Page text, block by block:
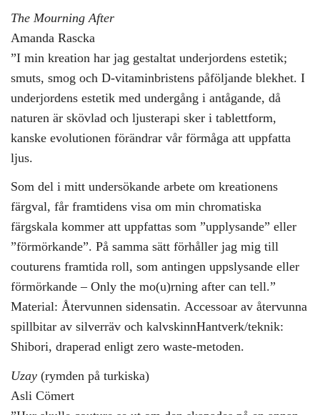
The Mourning After
Amanda Rascka
”I min kreation har jag gestaltat underjordens estetik;
smuts, smog och D-vitaminbristens påföljande blekhet. I
underjordens estetik med undergång i antågande, då
naturen är skövlad och ljusterapi sker i tablettform,
kanske evolutionen förändrar vår förmåga att uppfatta
ljus.
Som del i mitt undersökande arbete om kreationens
färgval, får framtidens visa om min chromatiska
färgskala kommer att uppfattas som ”upplysande” eller
”förmörkande”. På samma sätt förhåller jag mig till
couturens framtida roll, som antingen uppslysande eller
förmörkande – Only the mo(u)rning after can tell.”
Material: Återvunnen sidensatin. Accessoar av återvunna
spillbitar av silverräv och kalvskinnHantverk/teknik:
Shibori, draperad enligt zero waste-metoden.
Uzay (rymden på turkiska)
Asli Cömert